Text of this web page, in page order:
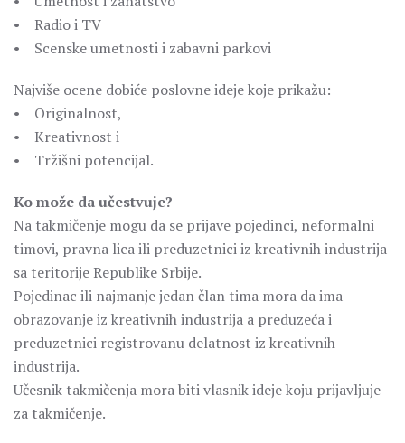
• Radio i TV
• Scenske umetnosti i zabavni parkovi
Najviše ocene dobiće poslovne ideje koje prikažu:
• Originalnost,
• Kreativnost i
• Tržišni potencijal.
Ko može da učestvuje?
Na takmičenje mogu da se prijave pojedinci, neformalni
timovi, pravna lica ili preduzetnici iz kreativnih industrija
sa teritorije Republike Srbije.
Pojedinac ili najmanje jedan član tima mora da ima
obrazovanje iz kreativnih industrija a preduzeća i
preduzetnici registrovanu delatnost iz kreativnih
industrija.
Učesnik takmičenja mora biti vlasnik ideje koju prijavljuje
za takmičenje.